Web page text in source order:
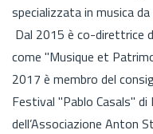
specializzata in musica
Dal 2015 è co-direttrice
come "Musique et
2017 è membro del
Festival "Pablo Casals"
dell’Associazione Anton